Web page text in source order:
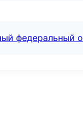
федеральный